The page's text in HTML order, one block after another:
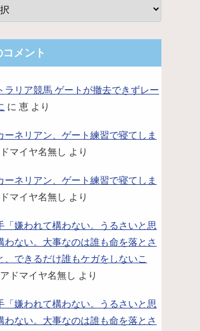
メント
ラリア競馬 ゲートが撤去できずレー
に 恵 より
ーネリアン、ゲート練習で寝てしま
マイヤ名無し より
ーネリアン、ゲート練習で寝てしま
マイヤ名無し より
「嫌われて構わない。うるさいと思
わない。大事なのは誰も命を落とさ
、できるだけ誰もケガをしないこ
アドマイヤ名無し より
「嫌われて構わない。うるさいと思
わない。大事なのは誰も命を落とさ